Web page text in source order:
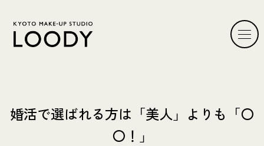
婚活で選ばれる方は「美人」よりも「〇
〇！」